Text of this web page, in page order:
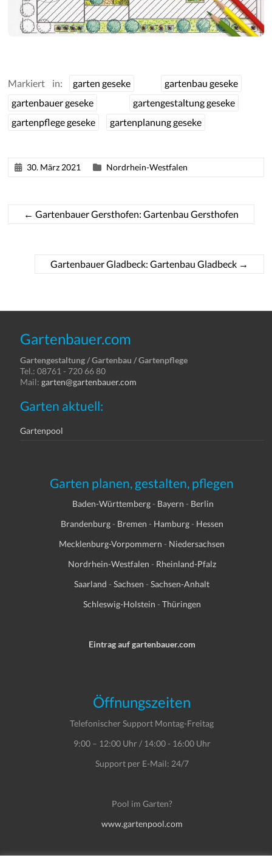
Markiert in: garten geseke
gartenbau geseke
gartenbauer geseke
gartengestaltung geseke
gartenpflege geseke
gartenplanung geseke
30. März 2021 Nordrhein-Westfalen
← Gartenbauer Gersthofen: Gartenbau Gersthofen
Gartenbauer Gladbeck: Gartenbau Gladbeck →
Gartenbauer.com
Gartengestaltung / Gartenbau / Gartenpflege
Tel.: 08761 - 720 66 80
Mail:garten@gartenbauer.com
Garten aktuell:
Gartenpool
Garten planen, gestalten, pflegen
Baden-Württemberg- Bayern - Berlin
Brandenburg- Bremen - Hamburg- Hessen
Mecklenburg-Vorpommern - Niedersachsen
Nordrhein-Westfalen - Rheinland-Pfalz
Saarland -Sachsen -Sachsen-Anhalt
Schleswig-Holstein - Thüringen
Eintrag auf gartenbauer.com
Öffnungszeiten
Telefonischer Support Montag-Freitag
9:00 – 12:00 Uhr / 14:00 - 16:00 Uhr
Support per E-Mail: 24/7
Pool im Garten?
www.gartenpool.com